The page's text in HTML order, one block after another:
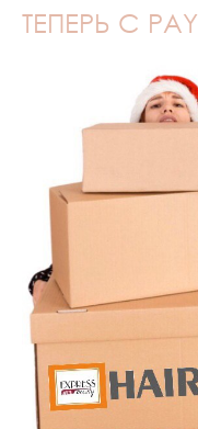
ТЕПЕРЬ С